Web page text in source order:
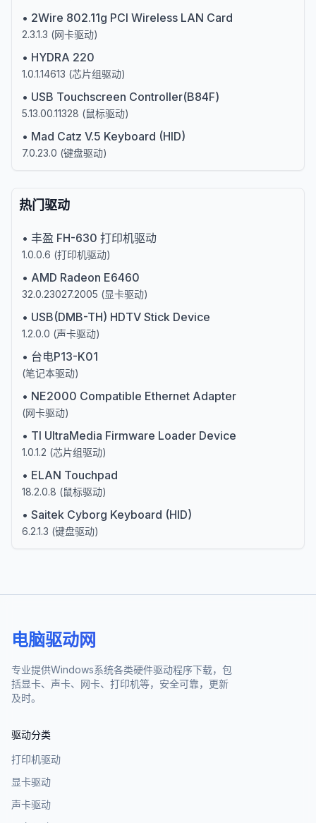
• 2Wire 802.11g PCI Wireless LAN Card
2.3.1.3 (网卡驱动)
• HYDRA 220
1.0.1.14613 (芯片组驱动)
• USB Touchscreen Controller(B84F)
5.13.00.11328 (鼠标驱动)
• Mad Catz V.5 Keyboard (HID)
7.0.23.0 (键盘驱动)
热门驱动
• 丰盈 FH-630 打印机驱动
1.0.0.6 (打印机驱动)
• AMD Radeon E6460
32.0.23027.2005 (显卡驱动)
• USB(DMB-TH) HDTV Stick Device
1.2.0.0 (声卡驱动)
• 台电P13-K01
(笔记本驱动)
• NE2000 Compatible Ethernet Adapter
(网卡驱动)
• TI UltraMedia Firmware Loader Device
1.0.1.2 (芯片组驱动)
• ELAN Touchpad
18.2.0.8 (鼠标驱动)
• Saitek Cyborg Keyboard (HID)
6.2.1.3 (键盘驱动)
电脑驱动网
专业提供Windows系统各类硬件驱动程序下载，包
括显卡、声卡、网卡、打印机等，安全可靠，更新
及时。
驱动分类
打印机驱动
显卡驱动
声卡驱动